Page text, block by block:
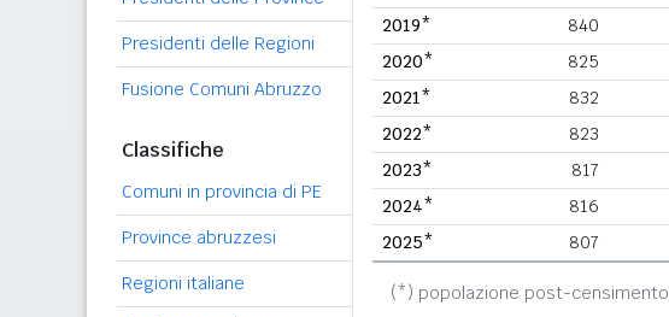
Presidenti delle Regioni
Fusione Comuni Abruzzo
Classifiche
Comuni in provincia di PE
Province abruzzesi
Regioni italiane
2019*
840
2020*
825
2021*
832
2022*
823
2023*
817
2024*
816
2025*
807
(*) popolazione post-censimento